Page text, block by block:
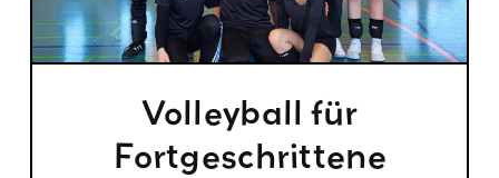
Volleyball für
Fortgeschrittene